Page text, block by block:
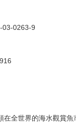
03-0263-9
在全世界的海水觀賞魚